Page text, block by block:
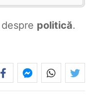
despre politică.